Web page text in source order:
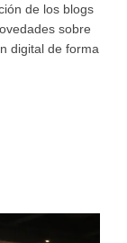
de los blogs
sobre
digital de forma